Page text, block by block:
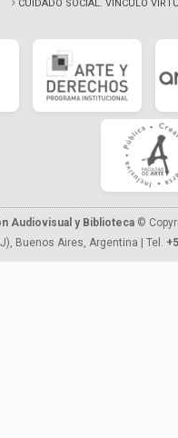
CUIDADO SOCIAL. VÍNCULO
Audiovisual y Biblioteca ©
Buenos Aires, Argentina | Tel.